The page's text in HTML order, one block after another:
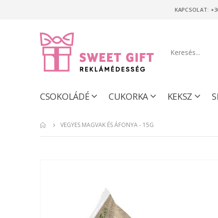
KAPCSOLAT:
CSOKOLÁDÉ CUKORKA KEKSZ
VEGYES MAGVAK ÉS ÁFONYA - 15G